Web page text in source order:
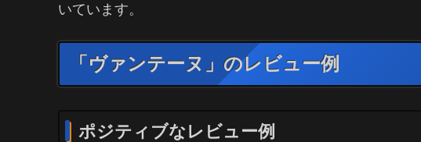
いています。
「ヴァンテーヌ」のレビュー例
ポジティブなレビュー例